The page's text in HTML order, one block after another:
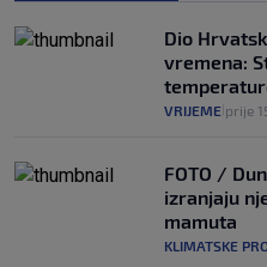
Dio
vremena:
VRIJEME prije
FOTO /
izranjaju
mamuta
KLIMATSKE